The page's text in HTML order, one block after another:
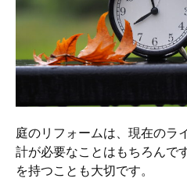
庭のリフォームは、現在のラ
計が必要なことはもちろんで
を持つことも大切です。